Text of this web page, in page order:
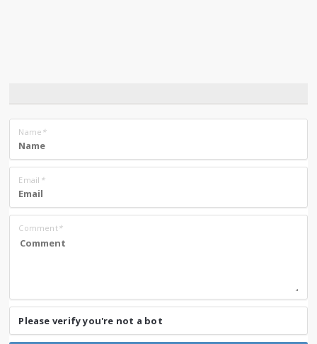
Name *
Email *
Comment*
Please verify you're not a bot